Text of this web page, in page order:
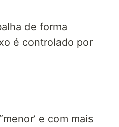
de forma
é controlado por
e com mais